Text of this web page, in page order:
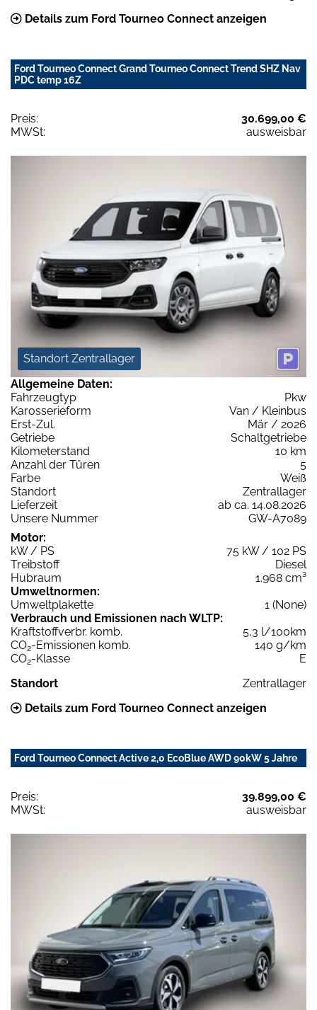
Details zum Ford Tourneo Connect anzeigen
Ford Tourneo Connect Grand Tourneo Connect Trend SHZ Nav
PDC temp 16Z
Preis:
30.699,00 €
MWSt:
ausweisbar
Standort Zentrallager
Allgemeine Daten:
Fahrzeugtyp
Pkw
Karosserieform
Van / Kleinbus
Erst-Zul.
Mär / 2026
Getriebe
Schaltgetriebe
Kilometerstand
10 km
Anzahl der Türen
5
Farbe
Weiß
Standort
Zentrallager
Lieferzeit
ab ca. 14.08.2026
Unsere Nummer
GW-A7089
Motor:
kW / PS
75 kW / 102 PS
Treibstoff
Diesel
Hubraum
1.968 cm³
Umweltnormen:
Umweltplakette
1 (None)
Verbrauch und Emissionen nach WLTP:
Kraftstoffverbr. komb.
5,3 l/100km
CO2-Emissionen komb.
140 g/km
CO2-Klasse
E
Standort
Zentrallager
Details zum Ford Tourneo Connect anzeigen
Ford Tourneo Connect Active 2,0 EcoBlue AWD 90kW 5 Jahre
Preis:
39.899,00 €
MWSt:
ausweisbar